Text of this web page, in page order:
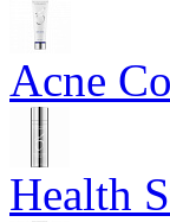
Acne
Health